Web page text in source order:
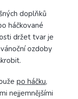
doplňků
háčkované
držet tvar je
ozdoby
po háčku,
nejjemnějšími